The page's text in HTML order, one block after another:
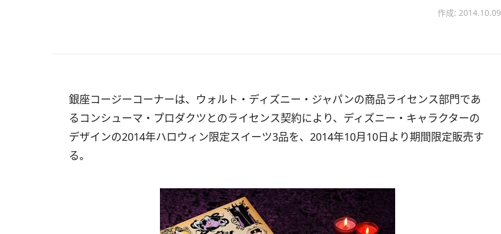
作成: 2014.10.09
銀座コージーコーナーは、ウォルト・ディズニー・ジャパンの商品ライセンス部門であ
るコンシューマ・プロダクツとのライセンス契約により、ディズニー・キャラクターの
デザインの2014年ハロウィン限定スイーツ3品を、2014年10月10日より期間限定販売す
る。